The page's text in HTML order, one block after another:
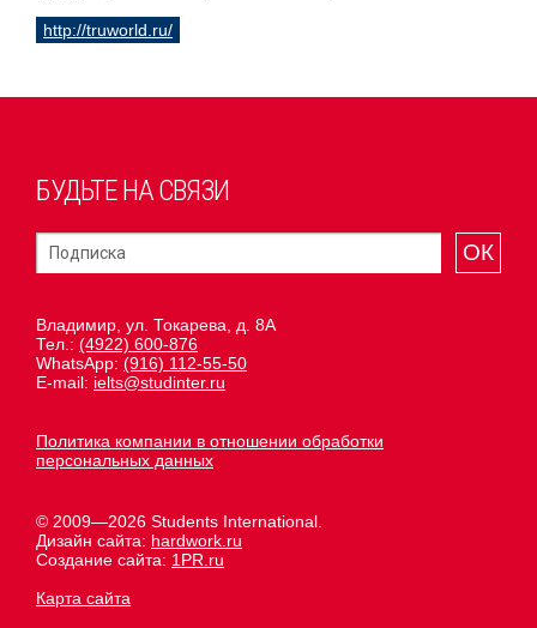
http://truworld.ru/
БУДЬТЕ НА СВЯЗИ
ОК
Владимир, ул. Токарева, д. 8А
Тел.: (4922) 600-876
WhatsApp: (916) 112-55-50
E-mail: ielts@studinter.ru
Политика компании в отношении обработки
персональных данных
© 2009—2026 Students International.
Дизайн сайта: hardwork.ru
Создание сайта: 1PR.ru
Карта сайта